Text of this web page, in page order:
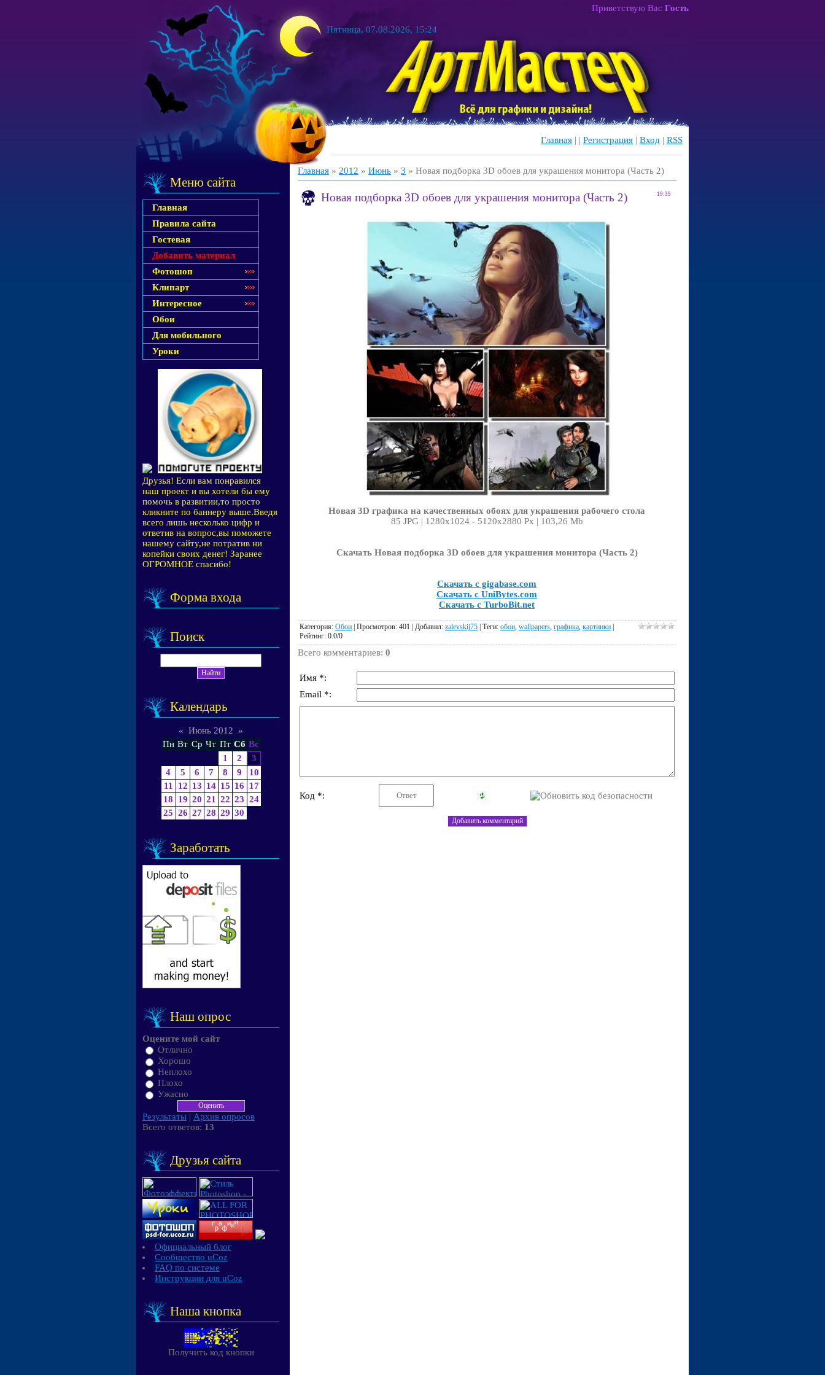
Пятница, 07.08.2026, 15:24
Приветствую Вас Гость
Главная | | Регистрация | Вход | RSS
Меню сайта
Главная
Правила сайта
Гостевая
Добавить материал
Фотошоп
Клипарт
Интересное
Обои
Для мобильного
Уроки
Друзья! Если вам понравился
наш проект и вы хотели бы ему
помочь в развитии,то просто
кликните по баннеру выше.Введя
всего лишь несколько цифр и
ответив на вопрос,вы поможете
нашему сайту,не потратив ни
копейки своих денег! Заранее
ОГРОМНОЕ спасибо!
Форма входа
Поиск
Календарь
« Июнь 2012
»
Пн Вт Ср Чт Пт Сб Вс
1
2
3
4
5 6 7 8 9
10
11
12 13 14 15 16
17
18
19 20 21 22 23 24
25 26 27 28 29 30
Заработать
Наш опрос
Оцените мой сайт
Отлично
Хорошо
Неплохо
Плохо
Ужасно
Результаты | Архив опросов
Всего ответов: 13
Друзья сайта
Официальный блог
Сообщество uCoz
FAQ по системе
Инструкции для uCoz
Наша кнопка
Получить код кнопки
Главная » 2012 » Июнь » 3 » Новая подборка 3D обоев для украшения монитора (Часть 2)
19:39
Новая подборка 3D обоев для украшения монитора (Часть 2)
Новая 3D графика на качественных обоях для украшения рабочего стола
85 JPG | 1280х1024 - 5120х2880 Px | 103,26 Mb
Скачать Новая подборка 3D обоев для украшения монитора (Часть 2)
Скачать с gigabase.com
Скачать с UniBytes.com
Скачать с TurboBit.net
Категория: Обои | Просмотров: 401 | Добавил: zalevskij75 | Теги: обои wallpapers графика картинки |
Рейтинг: 0.0/0
Всего комментариев: 0
Имя *:
Email *:
Код *: